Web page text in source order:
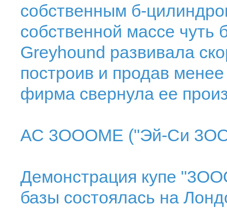
собственным б-
собственной массе
Greyhound развивала
построив и продав
фирма свернула ее
АС 3ОООМЕ ("Эй-Си
Демонстрация купе
базы состоялась на